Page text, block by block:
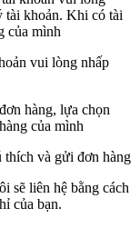
tài khoản. Khi có tài
của mình
vui lòng nhấp
hàng, lựa chọn
của mình
thích và gửi đơn hàng
sẽ liên hệ bằng cách
của bạn.